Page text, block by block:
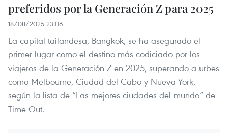
preferidos por la Generación Z para 2025
18/08/2025 23:06
La capital tailandesa, Bangkok, se ha asegurado el
primer lugar como el destino más codiciado por los
viajeros de la Generación Z en 2025, superando a urbes
como Melbourne, Ciudad del Cabo y Nueva York,
según la lista de “Las mejores ciudades del mundo” de
Time Out.